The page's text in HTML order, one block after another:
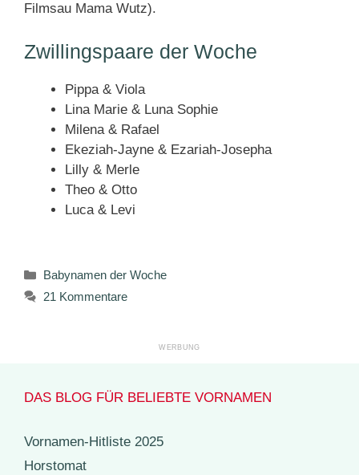
Filmsau Mama Wutz).
Zwillingspaare der Woche
Pippa & Viola
Lina Marie & Luna Sophie
Milena & Rafael
Ekeziah-Jayne & Ezariah-Josepha
Lilly & Merle
Theo & Otto
Luca & Levi
Kategorien
Babynamen der Woche
21 Kommentare
DAS BLOG FÜR BELIEBTE VORNAMEN
Vornamen-Hitliste 2025
Horstomat